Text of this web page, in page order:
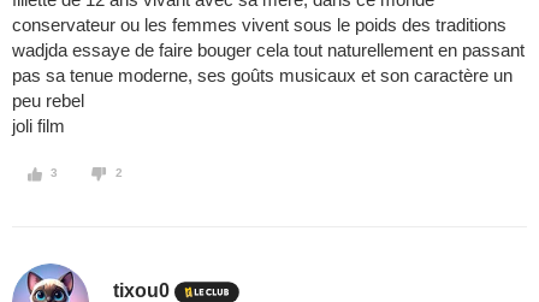
conservateur ou les femmes vivent sous le poids des traditions
wadjda essaye de faire bouger cela tout naturellement en passant
pas sa tenue moderne, ses goûts musicaux et son caractère un
peu rebel
joli film
3 2
tixou0